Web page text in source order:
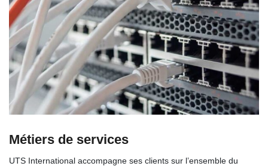
Métiers de services
UTS International accompagne ses clients sur l’ensemble du